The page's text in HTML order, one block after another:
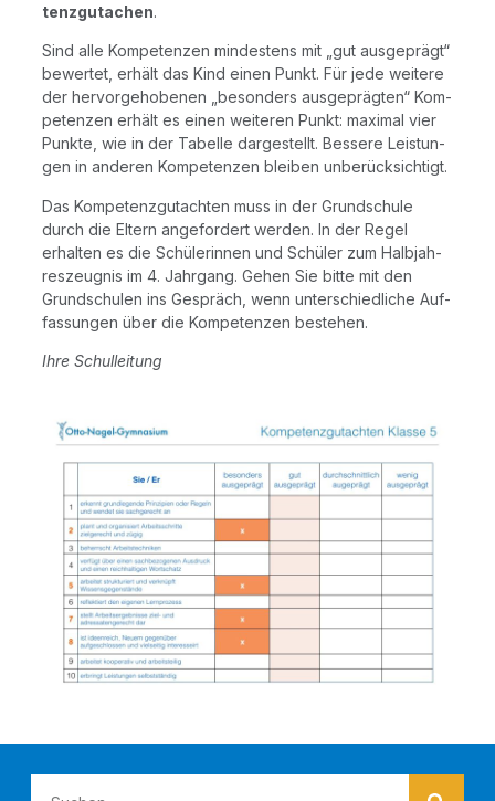
tenz­guta­chen.
Sind alle Kom­pe­ten­zen min­des­tens mit „gut aus­ge­prägt“
bewer­tet, erhält das Kind einen Punkt. Für jede wei­te­re
der her­vor­ge­ho­be­nen „beson­ders aus­ge­präg­ten“ Kom­
pe­ten­zen erhält es einen wei­te­ren Punkt: maxi­mal vier
Punk­te, wie in der Tabel­le dar­ge­stellt. Bes­se­re Leis­tun­
gen in ande­ren Kom­pe­ten­zen blei­ben unberücksichtigt.
Das Kom­pe­tenz­gut­ach­ten muss in der Grund­schu­le
durch die Eltern ange­for­dert wer­den. In der Regel
erhal­ten es die Schü­le­rin­nen und Schü­ler zum Halb­jah­
res­zeug­nis im 4. Jahr­gang. Gehen Sie bit­te mit den
Grund­schu­len ins Gespräch, wenn unter­schied­li­che Auf­
fas­sun­gen über die Kom­pe­ten­zen bestehen.
Ihre Schul­lei­tung